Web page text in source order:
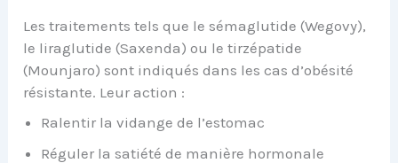
Les traitements tels que le sémaglutide (Wegovy),
le liraglutide (Saxenda) ou le tirzépatide
(Mounjaro) sont indiqués dans les cas d’obésité
résistante. Leur action :
Ralentir la vidange de l’estomac
Réguler la satiété de manière hormonale